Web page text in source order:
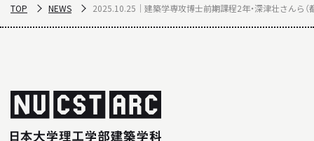
TOP NEWS 2025.10.25｜建築学専攻博士前期課程2年・深津壮さんら